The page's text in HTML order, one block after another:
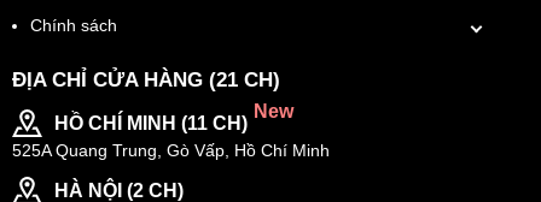
Chính sách
ĐỊA CHỈ CỬA HÀNG (21 CH)
HỒ CHÍ MINH (11 CH)
New
525A Quang Trung, Gò Vấp, Hồ Chí Minh
HÀ NỘI (2 CH)